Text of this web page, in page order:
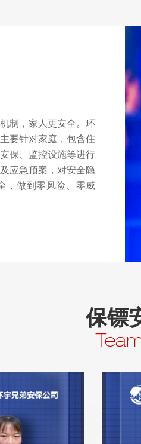
制，家人更安全。环
要针对家庭，包含住
保、监控设施等进行
应急预案，对安全隐
，做到零风险、零威
保镖